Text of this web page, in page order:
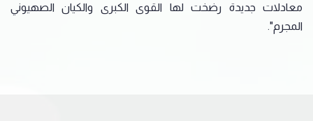
معادلات جديدة رضخت لها القوى الكبرى والكيان الصهيوني
المجرم".